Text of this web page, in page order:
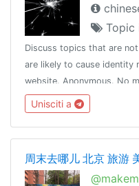
Topic
Discuss topics that are
are likely to cause identity
website. Anonymous. No
always be highly praised
:)
Unisciti a
周末去哪儿 北京 旅游